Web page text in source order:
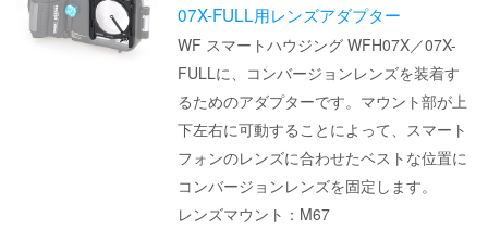
07X-FULL用レンズアダプター
WF スマートハウジング WFH07X／07X-
FULLに、コンバージョンレンズを装着す
るためのアダプターです。マウント部が上
下左右に可動することによって、スマート
フォンのレンズに合わせたベストな位置に
コンバージョンレンズを固定します。
レンズマウント：M67